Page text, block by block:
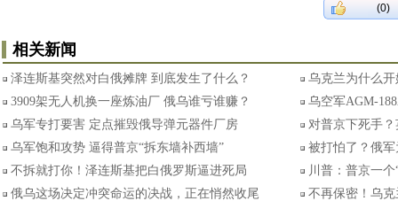
(0)
相关新闻
泽连斯基突然对白俄摊牌 到底发生了什么？
乌克兰为什么
3909架无人机换一座炼油厂 俄乌谁亏谁赚？
乌空军AGM-
乌军专打要害 定点摧毁俄导弹元器件厂房
对普京下死手
乌军饱和攻势 逼得普京“拆东墙补西墙”
被打怕了？俄
不拆就打你！泽连斯基把白俄罗斯逼进死局
川普：普京一
俄乌这场决定冲突命运的决战，正在悄然收尾
不再保密！乌